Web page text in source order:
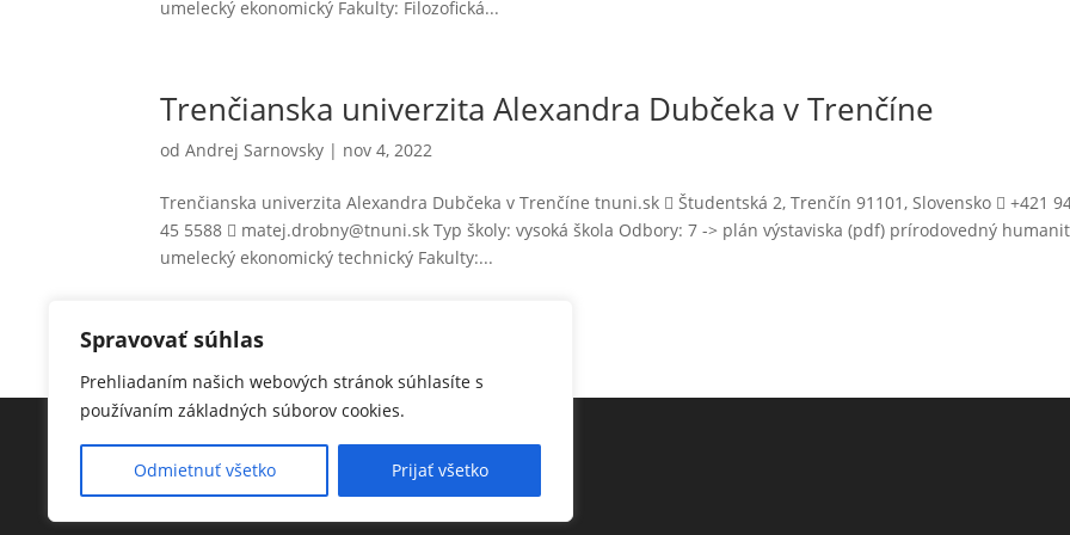
Spravovať súhlas
Prehliadaním našich webových stránok súhlasíte s
používaním základných súborov cookies.
Odmietnuť všetko Prijať všetko
umelecký ekonomický Fakulty: Filozofická...
Trenčianska univerzita Alexandra Dubčeka v Trenčíne
odAndrej Sarnovsky | nov 4, 2022
Trenčianska univerzita Alexandra Dubčeka v Trenčíne tnuni.sk  Študentská 2, Trenčín 91101, Slovensko  +421
45 5588  matej.drobny@tnuni.sk Typ školy: vysoká škola Odbory: 7 -> plán výstaviska (pdf) prírodovedný
umelecký ekonomický technický Fakulty:...